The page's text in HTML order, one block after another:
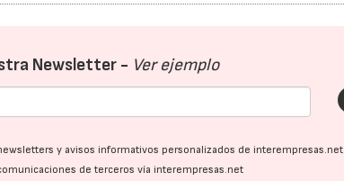
Newsletter - Ver ejemplo
y avisos informativos personalizados de interempresas.net
de terceros vía interempresas.net